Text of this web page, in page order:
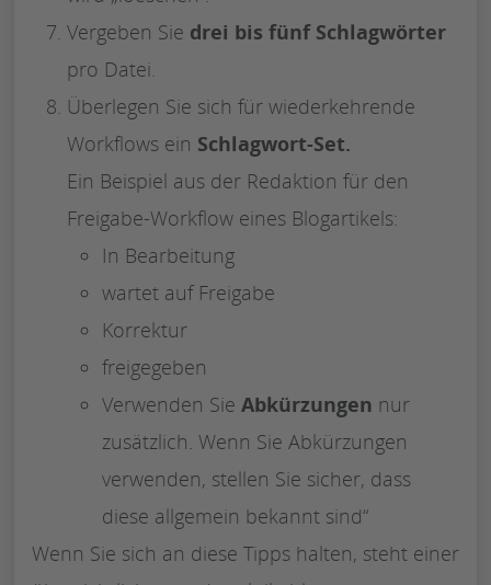
Vergeben Sie drei bis fünf Schlagwörter
pro Datei.
Überlegen Sie sich für wiederkehrende
Workflows ein Schlagwort-Set.
Ein Beispiel aus der Redaktion für den
Freigabe-Workflow eines Blogartikels:
In Bearbeitung
wartet auf Freigabe
Korrektur
freigegeben
Verwenden Sie Abkürzungen nur
zusätzlich. Wenn Sie Abkürzungen
verwenden, stellen Sie sicher, dass
diese allgemein bekannt sind“
Wenn Sie sich an diese Tipps halten, steht einer